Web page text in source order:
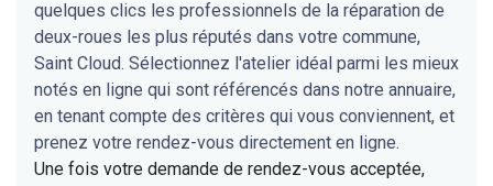
quelques clics les professionnels de la réparation de
deux-roues les plus réputés dans votre commune,
Saint Cloud. Sélectionnez l'atelier idéal parmi les mieux
notés en ligne qui sont référencés dans notre annuaire,
en tenant compte des critères qui vous conviennent, et
prenez votre rendez-vous directement en ligne.
Une fois votre demande de rendez-vous acceptée,